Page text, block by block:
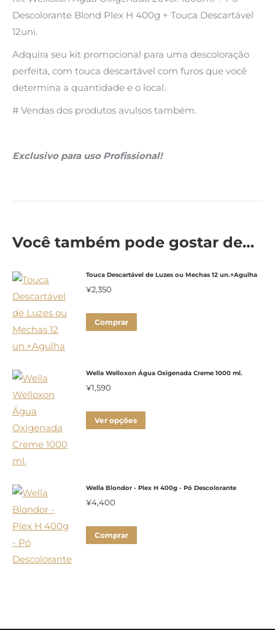
Descolorante Blond Plex H 400g + Touca Descartável
12uni.
Adquira seu kit promocional para uma descoloração
perfeita, com touca descartável com furos que você
determina a quantidade e o local.
# Vendas dos produtos avulsos também.
Exclusivo para uso Profissional!
Você também pode gostar de…
Touca Descartável de Luzes ou Mechas 12 un.+Agulha
¥2,350
Comprar
Wella Welloxon Água Oxigenada Creme 1000 ml.
¥1,590
Ver opções
variantes.
Wella Blondor - Plex H 400g - Pó Descolorante
¥4,400
Comprar